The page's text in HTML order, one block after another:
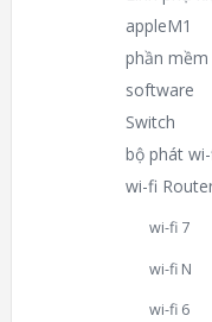
appleM1
phần
software
Switch
bộ phát
wi-fi
wi-fi 7
wi-fi N
wi-fi 6